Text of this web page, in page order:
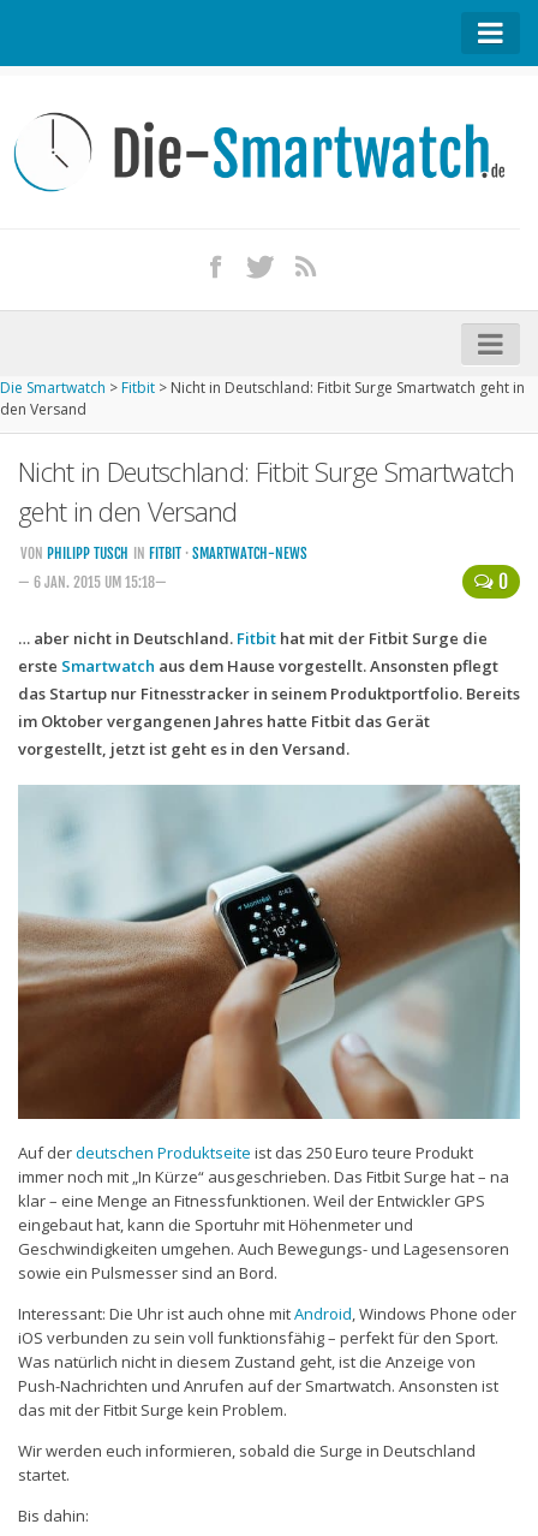
Kontakt / Tipp geben
Impressum
iPhone kaufen
Startseite
Kommende Smartwatches
Handytarife
Smartphonetarife
Datentarife
o2
Smartphonetarife
Flatrate-Prepaidtarife
Mobilfunk-Vergleichsrechner
Mobilfunk-Tarifrechner
Flatrate-Datentarife
Die Smartwatch >Fitbit > Nicht in Deutschland: Fitbit Surge Smartwatch geht in
den Versand
Nicht in Deutschland: Fitbit Surge Smartwatch
geht in den Versand
0
VON PHILIPP TUSCH IN FITBIT · SMARTWATCH-NEWS
— 6 JAN. 2015 UM 15:18—
… aber nicht in Deutschland. Fitbit hat mit der Fitbit Surge die
erste Smartwatch aus dem Hause vorgestellt. Ansonsten pflegt
das Startup nur Fitnesstracker in seinem Produktportfolio. Bereits
im Oktober vergangenen Jahres hatte Fitbit das Gerät
vorgestellt, jetzt ist geht es in den Versand.
Auf derdeutschen Produktseite ist das 250 Euro teure Produkt
immer noch mit „In Kürze“ ausgeschrieben. Das Fitbit Surge hat – na
klar – eine Menge an Fitnessfunktionen. Weil der Entwickler GPS
eingebaut hat, kann die Sportuhr mit Höhenmeter und
Geschwindigkeiten umgehen. Auch Bewegungs- und Lagesensoren
sowie ein Pulsmesser sind an Bord.
Interessant: Die Uhr ist auch ohne mitAndroid, Windows Phone oder
iOS verbunden zu sein voll funktionsfähig – perfekt für den Sport.
Was natürlich nicht in diesem Zustand geht, ist die Anzeige von
Push-Nachrichten und Anrufen auf der Smartwatch. Ansonsten ist
das mit der Fitbit Surge kein Problem.
Wir werden euch informieren, sobald die Surge in Deutschland
startet.
Bis dahin: